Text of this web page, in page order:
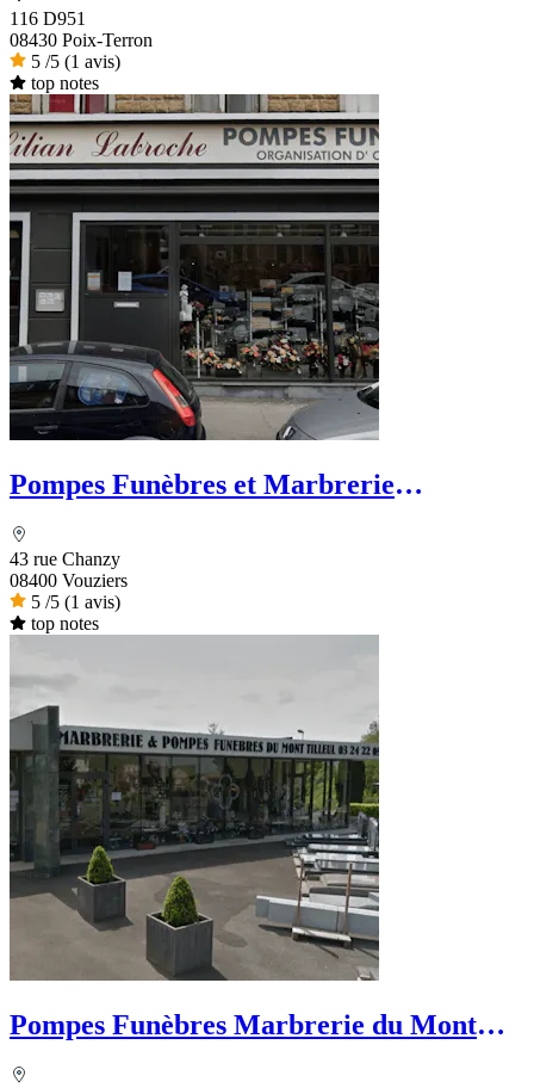
116 D951
08430 Poix-Terron
5 /5 (1 avis)
top notes
Pompes Funèbres et Marbrerie
43 rue Chanzy
08400 Vouziers
5 /5 (1 avis)
top notes
Pompes Funèbres Marbrerie du Mont